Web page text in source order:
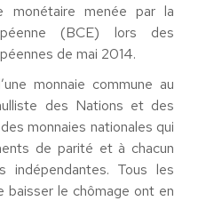
monétaire menée par la
(BCE) lors des
de mai 2014.
monnaie commune au
des Nations et des
monnaies nationales qui
de parité et à chacun
indépendantes. Tous les
baisser le chômage ont en